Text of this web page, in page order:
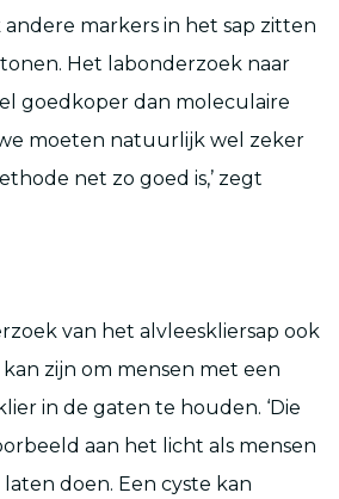
markers in het sap zitten
Het labonderzoek naar
goedkoper dan moleculaire
moeten natuurlijk wel zeker
net zo goed is,’ zegt
van het alvleeskliersap ook
zijn om mensen met een
in de gaten te houden. ‘Die
aan het licht als mensen
doen. Een cyste kan